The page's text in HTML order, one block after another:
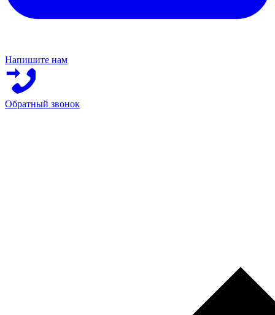
Напишите нам
Обратный звонок